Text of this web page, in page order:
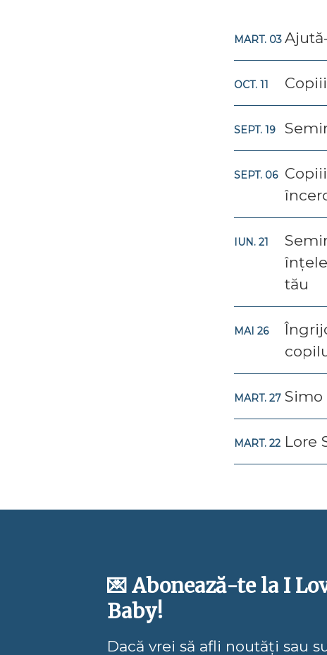
MART. 03
OCT. 11
SEPT. 19
SEPT. 06
IUN. 21
tău
MAI 26
MART. 27
MART. 22 Lore
💌 Abonează-te la I
Baby!
Dacă vrei să afli noutăți sau